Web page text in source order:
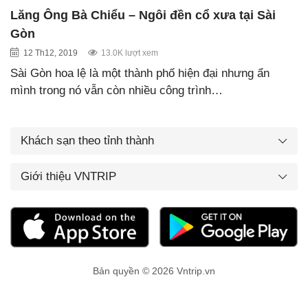
Lăng Ông Bà Chiểu – Ngôi đền cổ xưa tại Sài
Gòn
12 Th12, 2019 13.0K lượt xem
Sài Gòn hoa lệ là một thành phố hiện đại nhưng ẩn
mình trong nó vẫn còn nhiều công trình…
Khách sạn theo tỉnh thành
Giới thiệu VNTRIP
Bản quyền © 2026 Vntrip.vn